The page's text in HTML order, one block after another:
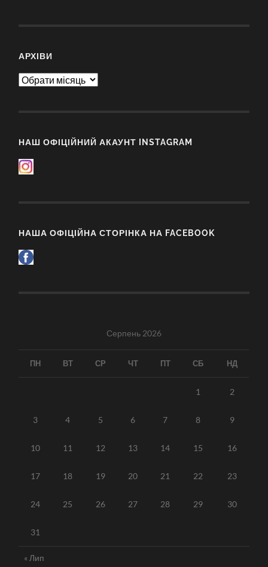
АРХІВИ
Архіви
НАШ ОФІЦІЙНИЙ АКАУНТ INSTAGRAM
НАША ОФІЦІЙНА СТОРІНКА НА FACEBOOK
Серпень 2026
ПН ВТ СР ЧТ ПТ СБ НД
1 2
3 4 5 6 7 8 9
10 11 12 13 14 15 16
17 18 19 20 21 22 23
24 25 26 27 28 29 30
31
« Лип